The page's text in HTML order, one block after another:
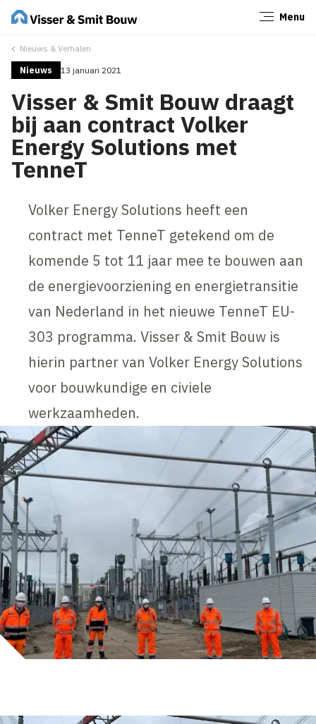
Menu
Nieuws & Verhalen
Nieuws 13 januari 2021
Visser & Smit Bouw draagt
bij aan contract Volker
Energy Solutions met
TenneT
Volker Energy Solutions heeft een
contract met TenneT getekend om de
komende 5 tot 11 jaar mee te bouwen aan
de energievoorziening en energietransitie
van Nederland in het nieuwe TenneT EU-
303 programma. Visser & Smit Bouw is
hierin partner van Volker Energy Solutions
voor bouwkundige en civiele
werkzaamheden.
Sluiten